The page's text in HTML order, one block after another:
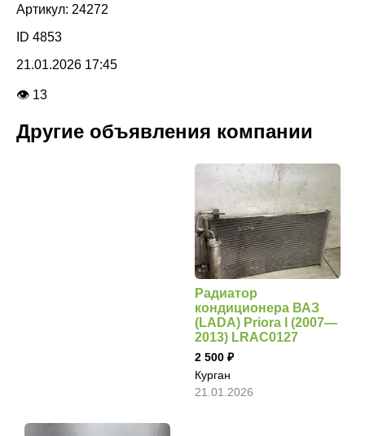
Артикул: 24272
ID 4853
21.01.2026 17:45
👁 13
Другие объявления компании
Радиатор
кондиционера ВАЗ
(LADA) Priora I (2007—
2013) LRAC0127
2 500
Курган
21.01.2026